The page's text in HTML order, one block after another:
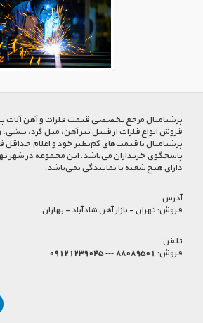
پرشیا‌متال مرجع تخصصی قیمت فلزات و آهن آلات
فروش انواع فلزات از قبیل تیر آهن، میل گرد،
پرشیامتال با قیمت‌های کم‌نظیر خود و اعلام حداقل
پاسخگوی خریداران می‌باشد. این مجموعه در شهر
دارای هیچ شعبه یا نمایندگی نمی‌باشد.
آدرس
فروش:تهران - بازار آهن شادآباد - بهاران
تلفن
فروش: 88089501 --- 09121239045